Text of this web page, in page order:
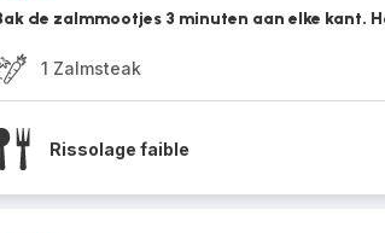
de zalmmootjes 3 minuten aan elke kant.
1 Zalmsteak
Rissolage faible